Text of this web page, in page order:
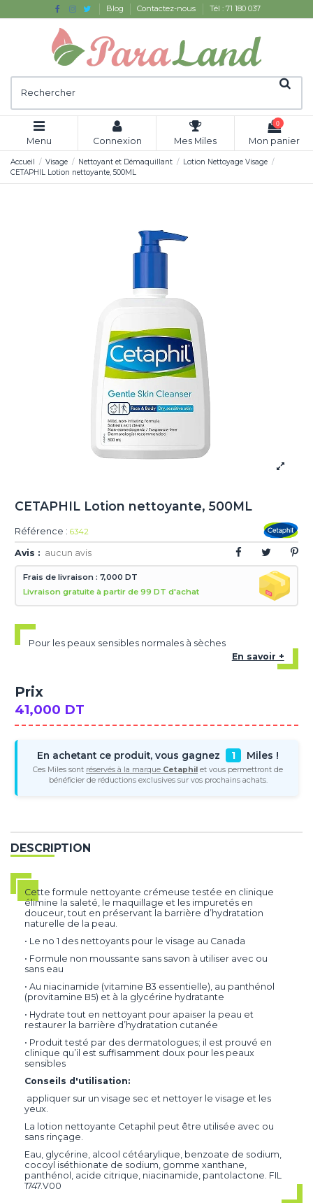
Blog Contactez-nous Tél : 71 180 037
Menu Connexion Mes Miles
0
Mon panier
Accueil Visage Nettoyant et Démaquillant
Lotion Nettoyage Visage
CETAPHIL Lotion nettoyante, 500ML
CETAPHIL Lotion nettoyante, 500ML
Référence : 6342
Avis : aucun avis
Frais de livraison : 7,000 DT
Livraison gratuite à partir de 99 DT d'achat
Pour les peaux sensibles normales à sèches
En savoir +
Prix
41,000 DT
En achetant ce produit, vous gagnez 1 Miles !
Ces Miles sont réservés à la marque Cetaphil et vous permettront de
bénéficier de réductions exclusives sur vos prochains achats.
DESCRIPTION
Cette formule nettoyante crémeuse testée en clinique
élimine la saleté, le maquillage et les impuretés en
douceur, tout en préservant la barrière d’hydratation
naturelle de la peau.
• Le no 1 des nettoyants pour le visage au Canada
• Formule non moussante sans savon à utiliser avec ou
sans eau
• Au niacinamide (vitamine B3 essentielle), au panthénol
(provitamine B5) et à la glycérine hydratante
• Hydrate tout en nettoyant pour apaiser la peau et
restaurer la barrière d’hydratation cutanée
• Produit testé par des dermatologues; il est prouvé en
clinique qu’il est suffisamment doux pour les peaux
sensibles
Conseils d'utilisation:
appliquer sur un visage sec et nettoyer le visage et les
yeux.
La lotion nettoyante Cetaphil peut être utilisée avec ou
sans rinçage.
Eau, glycérine, alcool cétéarylique, benzoate de sodium,
cocoyl iséthionate de sodium, gomme xanthane,
panthénol, acide citrique, niacinamide, pantolactone. FIL
1747.V00